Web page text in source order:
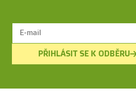
PŘIHLÁSIT SE K ODBĚRU